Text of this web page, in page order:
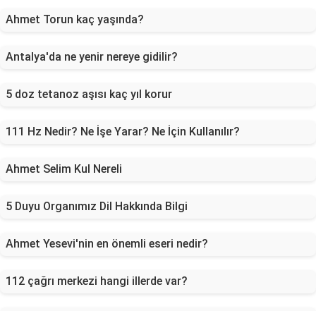
Ahmet Torun kaç yaşında?
Antalya'da ne yenir nereye gidilir?
5 doz tetanoz aşısı kaç yıl korur
111 Hz Nedir? Ne İşe Yarar? Ne İçin Kullanılır?
Ahmet Selim Kul Nereli
5 Duyu Organımız Dil Hakkında Bilgi
Ahmet Yesevi'nin en önemli eseri nedir?
112 çağrı merkezi hangi illerde var?